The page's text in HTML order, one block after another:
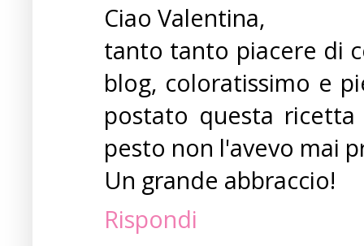
Ciao Valentina,
tanto tanto piacere di
blog, coloratissimo e
postato questa
pesto non l'avevo mai
Un grande abbraccio!
Rispondi